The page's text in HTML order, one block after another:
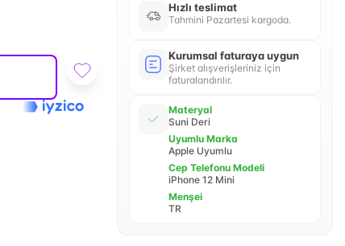
Hızlı teslimat
Tahmini Pazartesi kargoda.
Kurumsal faturaya uygun
Şirket alışverişleriniz için
faturalandırılır.
Materyal
Suni Deri
Uyumlu Marka
Apple Uyumlu
Cep Telefonu Modeli
iPhone 12 Mini
Menşei
TR